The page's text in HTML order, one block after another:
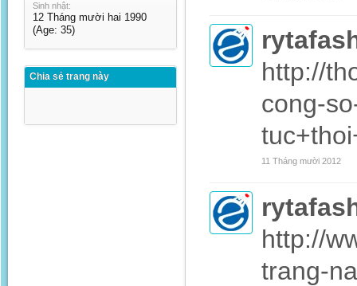
Sinh nhật:
12 Tháng mười hai 1990
(Age: 35)
Chia sẻ trang này
http://
cong-
11 Tháng mười 2012
http://
trang-